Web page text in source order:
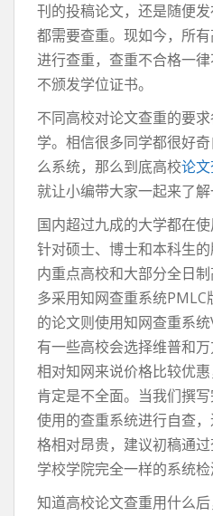
刊的投稿论文，还是随便
都需要查重。现如今，所
进行查重，查重不合格一律
不颁发学位证书。
不同高校对论文查重的要
学。相信很多同学都很好
么系统，那么到底高校论
就让小编带大家一起来了解
国内超过九成的大学都在
针对硕士、博士和本科生
内重点高校和大部分全日
多采用知网查重系统
的论文则使用知网查重系
有一些高校会选择维普和
相对知网来说价格比较优
肯定是不全面。当我们撰
使用的查重系统进行自查
格相对昂贵，建议初稿通
学校学院完全一样的系统检
知道高校论文查重用什么